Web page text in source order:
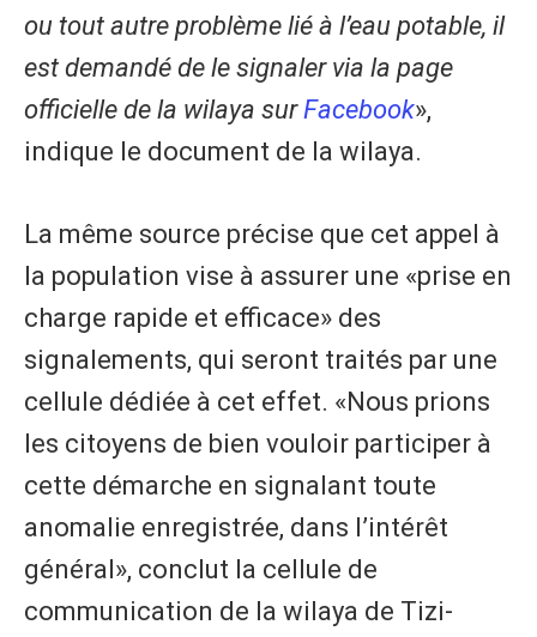
ou tout autre problème lié à l’eau potable, il
est demandé de le signaler via la page
officielle de la wilaya surFacebook»,
indique le document de la wilaya.
La même source précise que cet appel à
la population vise à assurer une «prise en
charge rapide et efficace» des
signalements, qui seront traités par une
cellule dédiée à cet effet. «Nous prions
les citoyens de bien vouloir participer à
cette démarche en signalant toute
anomalie enregistrée, dans l’intérêt
général», conclut la cellule de
communication de la wilaya de Tizi-